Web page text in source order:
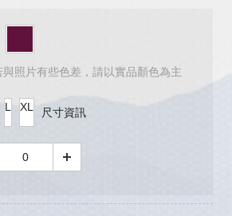
與照片有些色差，請以實品顏色為主
L XL 尺寸資訊